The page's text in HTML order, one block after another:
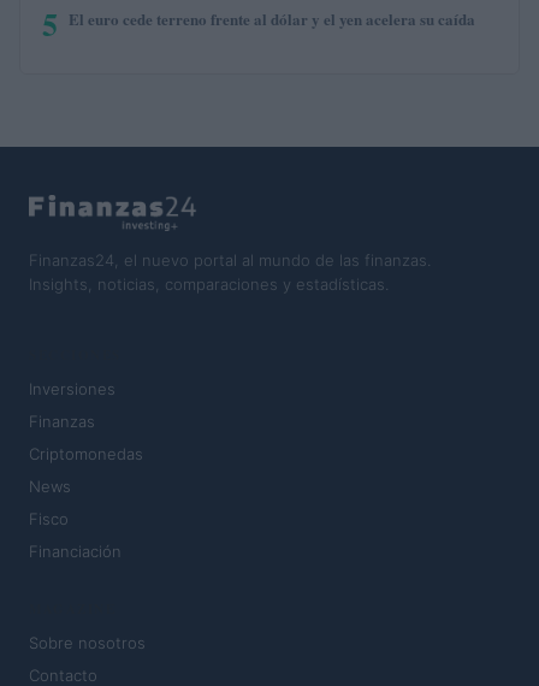
5 El euro cede terreno frente al dólar y el yen acelera su caída
Finanzas24, el nuevo portal al mundo de las finanzas.
Insights, noticias, comparaciones y estadísticas.
Inversiones
Finanzas
Criptomonedas
News
Fisco
Financiación
Sobre nosotros
Contacto